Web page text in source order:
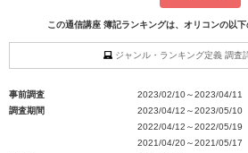
この通信講座 簿記ランキングは、オリコンの以下
ジャンル・ランキング定義 調査
事前調査
2023/02/10～2023/04/11
調査期間
2023/04/12～2023/05/10
2022/04/12～2022/05/19
2021/04/20～2021/05/17